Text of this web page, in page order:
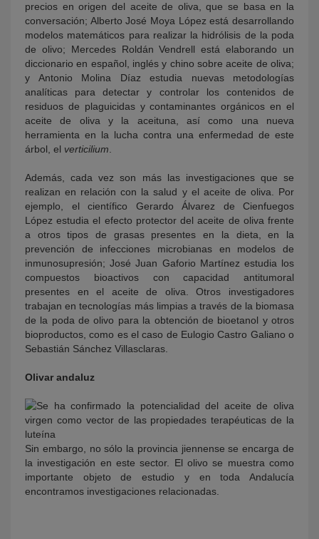
precios en origen del aceite de oliva, que se basa en la
conversación; Alberto José Moya López está desarrollando
modelos matemáticos para realizar la hidrólisis de la poda
de olivo; Mercedes Roldán Vendrell está elaborando un
diccionario en español, inglés y chino sobre aceite de oliva;
y Antonio Molina Díaz estudia nuevas metodologías
analíticas para detectar y controlar los contenidos de
residuos de plaguicidas y contaminantes orgánicos en el
aceite de oliva y la aceituna, así como una nueva
herramienta en la lucha contra una enfermedad de este
árbol, el verticilium
Además, cada vez son más las investigaciones que se
realizan en relación con la salud y el aceite de oliva. Por
ejemplo, el científico Gerardo Álvarez de Cienfuegos
López estudia el efecto protector del aceite de oliva frente
a otros tipos de grasas presentes en la dieta, en la
prevención de infecciones microbianas en modelos de
inmunosupresión; José Juan Gaforio Martínez estudia los
compuestos bioactivos con capacidad antitumoral
presentes en el aceite de oliva. Otros investigadores
trabajan en tecnologías más limpias a través de la biomasa
de la poda de olivo para la obtención de bioetanol y otros
bioproductos, como es el caso de Eulogio Castro Galiano o
Sebastián Sánchez Villasclaras.
Olivar andaluz
Sin embargo, no sólo la provincia jiennense se encarga de
la investigación en este sector. El olivo se muestra como
importante objeto de estudio y en toda Andalucía
encontramos investigaciones relacionadas.